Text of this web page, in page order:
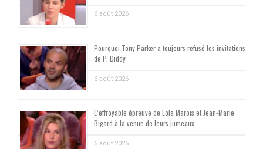
6 août 2026
Pourquoi Tony Parker a toujours refusé les invitations
de P. Diddy
6 août 2026
L’effroyable épreuve de Lola Marois et Jean-Marie
Bigard à la venue de leurs jumeaux
6 août 2026